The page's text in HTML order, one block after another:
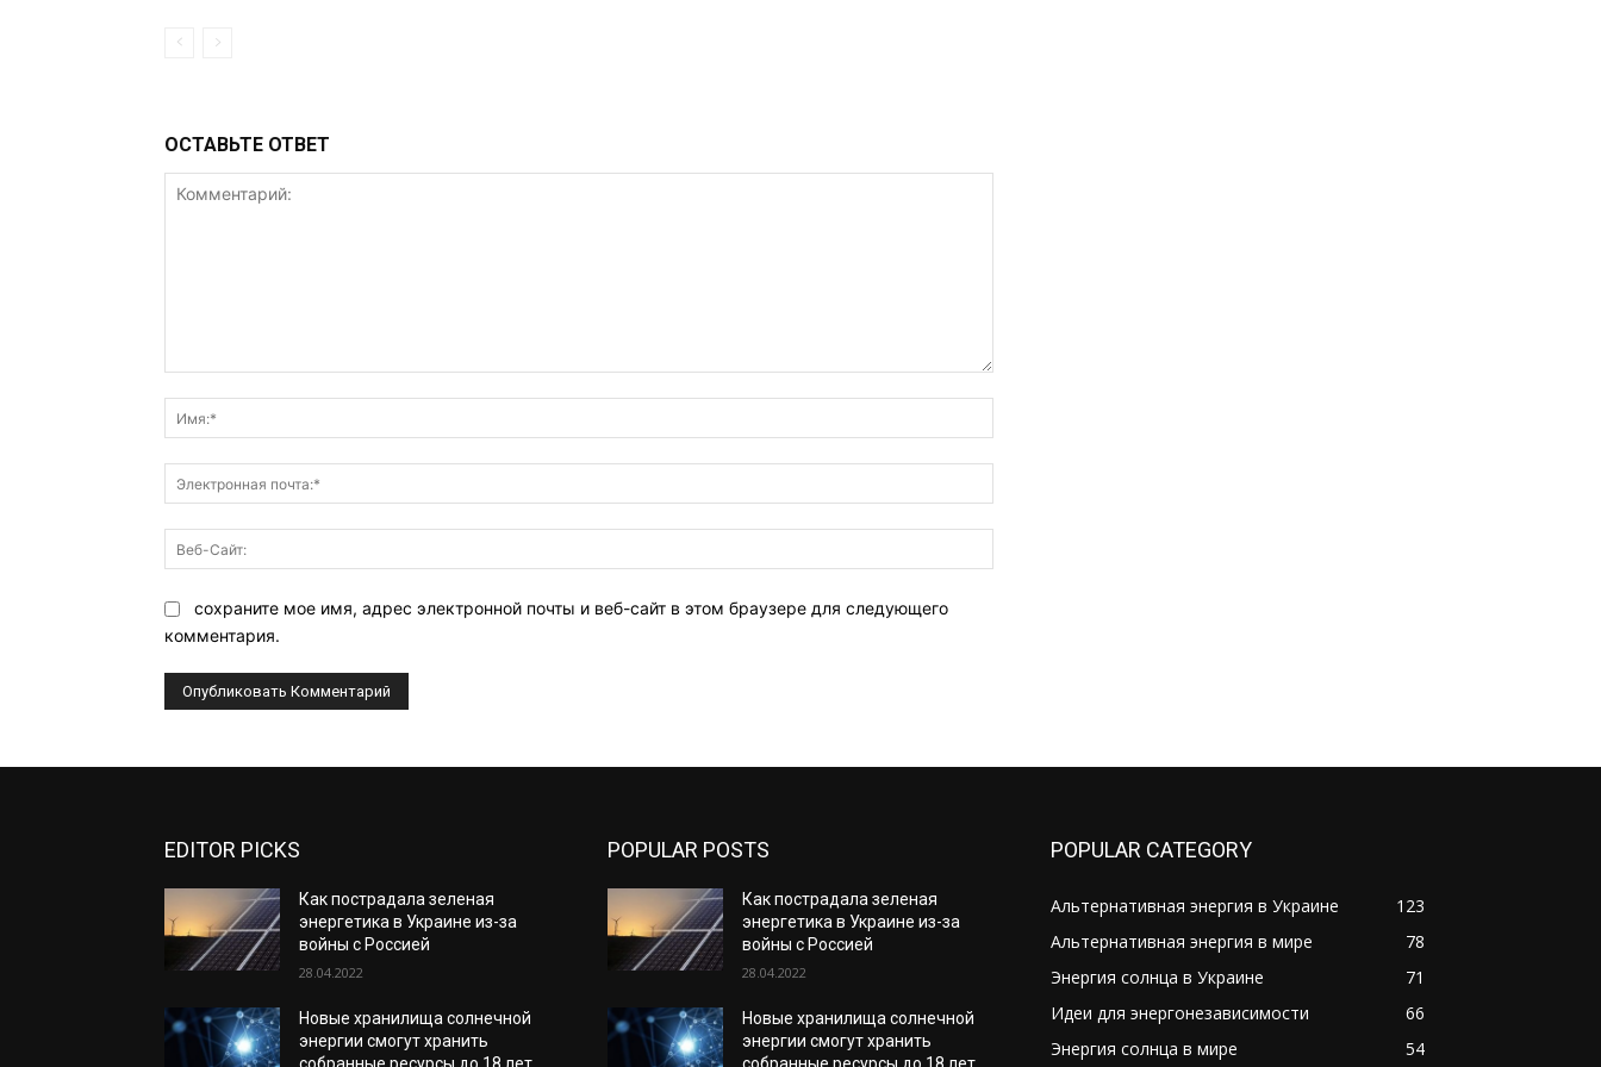
ОСТАВЬТЕ ОТВЕТ
почта:*
Сайт:
сохраните мое имя, адрес электронной почты и веб-сайт в этом браузере для следующего
комментария.
EDITOR PICKS
Как пострадала зеленая
энергетика в Украине из-за
войны с Россией
28.04.2022
Новые хранилища солнечной
энергии смогут хранить
POPULAR POSTS
Как пострадала зеленая
энергетика в Украине из-за
войны с Россией
28.04.2022
Новые хранилища солнечной
энергии смогут хранить
POPULAR CATEGORY
Альтернативная энергия в Украине
123
Альтернативная энергия в мире
78
Энергия солнца в Украине
71
Идеи для энергонезависимости
66
Энергия солнца в мире
54